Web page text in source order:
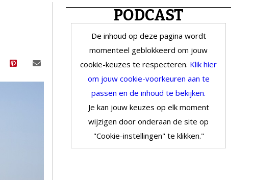
PODCAST
De inhoud op deze pagina wordt
momenteel geblokkeerd om jouw
cookie-keuzes te respecteren. Klik hier
om jouw cookie-voorkeuren aan te
passen en de inhoud te bekijken.
Je kan jouw keuzes op elk moment
wijzigen door onderaan de site op
"Cookie-instellingen" te klikken."